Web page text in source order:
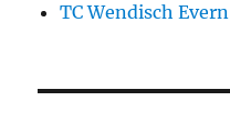
TC Wendisch Evern